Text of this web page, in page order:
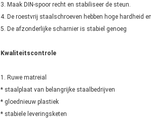
3. Maak DIN-spoor recht en stabiliseer de steun.
4. De roestvrij staalschroeven hebben hoge hardheid
5. De afzonderlijke scharnier is stabiel genoeg
Kwaliteitscontrole
1. Ruwe matreial
* staalplaat van belangrijke staalbedrijven
* gloednieuw plastiek
* stabiele leveringsketen